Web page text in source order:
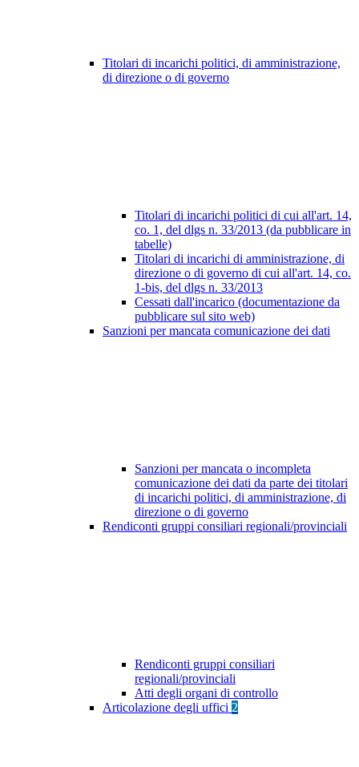
Titolari di incarichi politici, di amministrazione,
di direzione o di governo
Titolari di incarichi politici di cui all'art. 14,
co. 1, del dlgs n. 33/2013 (da pubblicare in
tabelle)
Titolari di incarichi di amministrazione, di
direzione o di governo di cui all'art. 14, co.
1-bis, del dlgs n. 33/2013
Cessati dall'incarico (documentazione da
pubblicare sul sito web)
Sanzioni per mancata comunicazione dei dati
Sanzioni per mancata o incompleta
comunicazione dei dati da parte dei titolari
di incarichi politici, di amministrazione, di
direzione o di governo
Rendiconti gruppi consiliari regionali/provinciali
Rendiconti gruppi consiliari
regionali/provinciali
Atti degli organi di controllo
Articolazione degli uffici 2